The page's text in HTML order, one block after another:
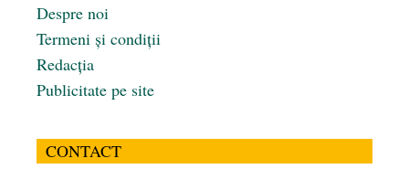
Despre noi
Termeni și condiții
Redacția
Publicitate pe site
CONTACT